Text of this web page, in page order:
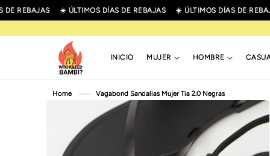
REBAJAS ☀️ ÚLTIMOS DÍAS DE REBAJAS ☀️ ÚLTIMOS DÍAS DE
INICIO MUJER HOMBRE
Home Vagabond Sandalias Mujer Tia 2.0 Negras
IR
DIRECTAMENTE
INFORMACIÓN
DEL PRODUCTO